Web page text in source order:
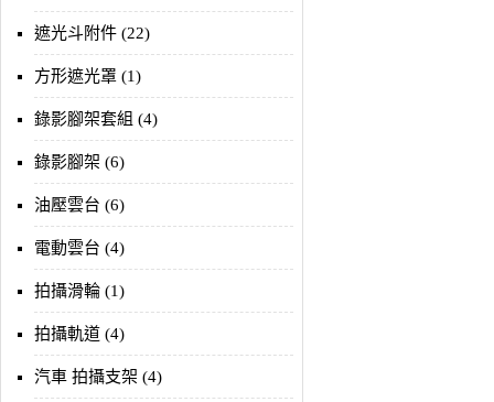
遮光斗附件 (22)
方形遮光罩 (1)
錄影腳架套組 (4)
錄影腳架 (6)
油壓雲台 (6)
電動雲台 (4)
拍攝滑輪 (1)
拍攝軌道 (4)
汽車 拍攝支架 (4)